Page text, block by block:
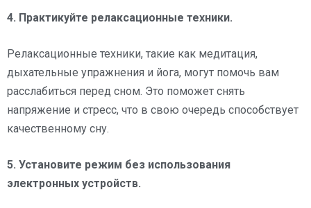
4. Практикуйте релаксационные техники.
Релаксационные техники, такие как медитация,
дыхательные упражнения и йога, могут помочь вам
расслабиться перед сном. Это поможет снять
напряжение и стресс, что в свою очередь способствует
качественному сну.
5. Установите режим без использования
электронных устройств.